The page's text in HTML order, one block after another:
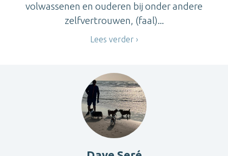
volwassenen en ouderen bij onder andere
zelfvertrouwen, (faal)...
Lees verder